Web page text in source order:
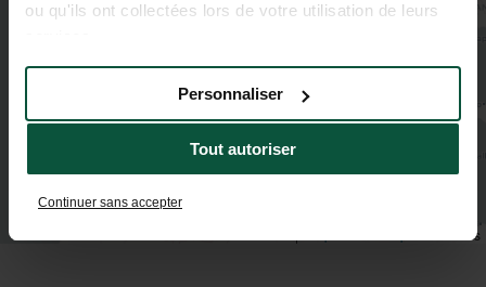
ou qu'ils ont collectées lors de votre utilisation de leurs
Tout autoriser
Personnaliser
Continuer sans accepter
contributors